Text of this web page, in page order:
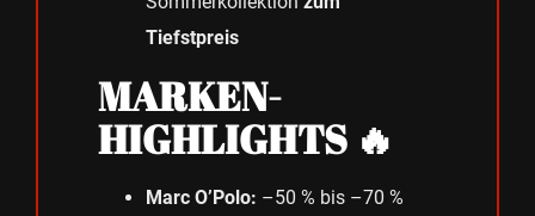
Tiefstpreis
MARKEN-
HIGHLIGHTS 🔥
Marc O’Polo: –50 % bis –70 %